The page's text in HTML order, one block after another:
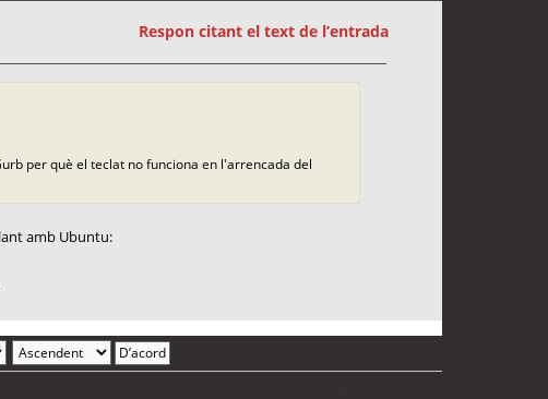
Respon citant el text de l’entrada
per què el teclat no funciona en l'arrencada del
amb Ubuntu: